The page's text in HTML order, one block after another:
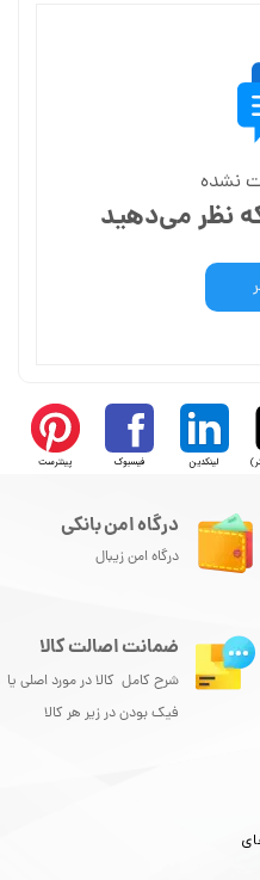
نشده
نظر می‌دهید
لینکدین فیسبوک پینترست
درگاه امن بانکی
درگاه امن زیبال
ضمانت اصالت کالا
شرح کامل کالا در مورد اصلی یا
فیک بودن در زیر هر کالا